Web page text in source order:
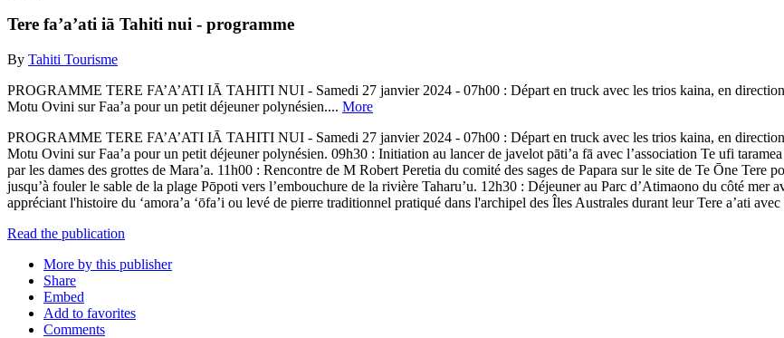
Tere fa’a’ati iā Tahiti nui - programme
By Tahiti Tourisme
PROGRAMME TERE FA’A’ATI IĀ TAHITI NUI - Samedi 27 janvier 2024 - 07h00 : Départ en truck avec les trios kaina, en
Motu Ovini sur Faa’a pour un petit déjeuner polynésien.... More
PROGRAMME TERE FA’A’ATI IĀ TAHITI NUI - Samedi 27 janvier 2024 - 07h00 : Départ en truck avec les trios kaina, en
Motu Ovini sur Faa’a pour un petit déjeuner polynésien. 09h30 : Initiation au lancer de javelot pāti’a fā avec l’association Te ufi
par les dames des grottes de Mara’a. 11h00 : Rencontre de M Robert Peretia du comité des sages de Papara sur le site de Te Ōne Tere
jusqu’à fouler le sable de la plage Pōpoti vers l’embouchure de la rivière Taharu’u. 12h30 : Déjeuner au Parc d’Atimaono du côté mer
appréciant l'histoire du ‘amora’a ‘ōfa’i ou levé de pierre traditionnel pratiqué dans l'archipel des Îles Australes durant leur Tere a’ati
Read the publication
More by this publisher
Share
Embed
Add to favorites
Comments